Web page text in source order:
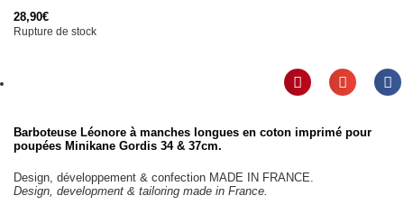
28,90€
Rupture de stock
Barboteuse Léonore à manches longues en coton imprimé pour
poupées Minikane Gordis 34 & 37cm.
Design, développement & confection MADE IN FRANCE.
Design, development & tailoring made in France.